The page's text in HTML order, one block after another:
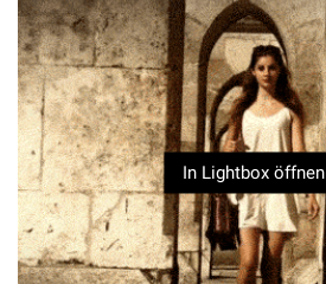
In Lightbox öffnen
Spezial Angebote
Empfehlungen